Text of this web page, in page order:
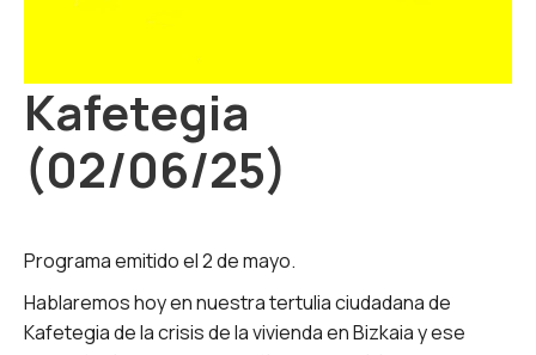
Kafetegia
(02/06/25)
Programa emitido el 2 de mayo.
Hablaremos hoy en nuestra tertulia ciudadana de
Kafetegia de la crisis de la vivienda en Bizkaia y ese